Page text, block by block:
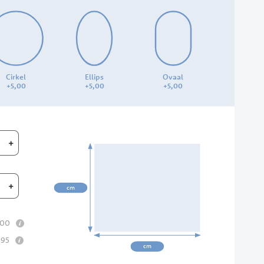
Cirkel
+5,00
Ellips
+5,00
Ovaal
+5,00
+
+ cm
cm
info
95 info